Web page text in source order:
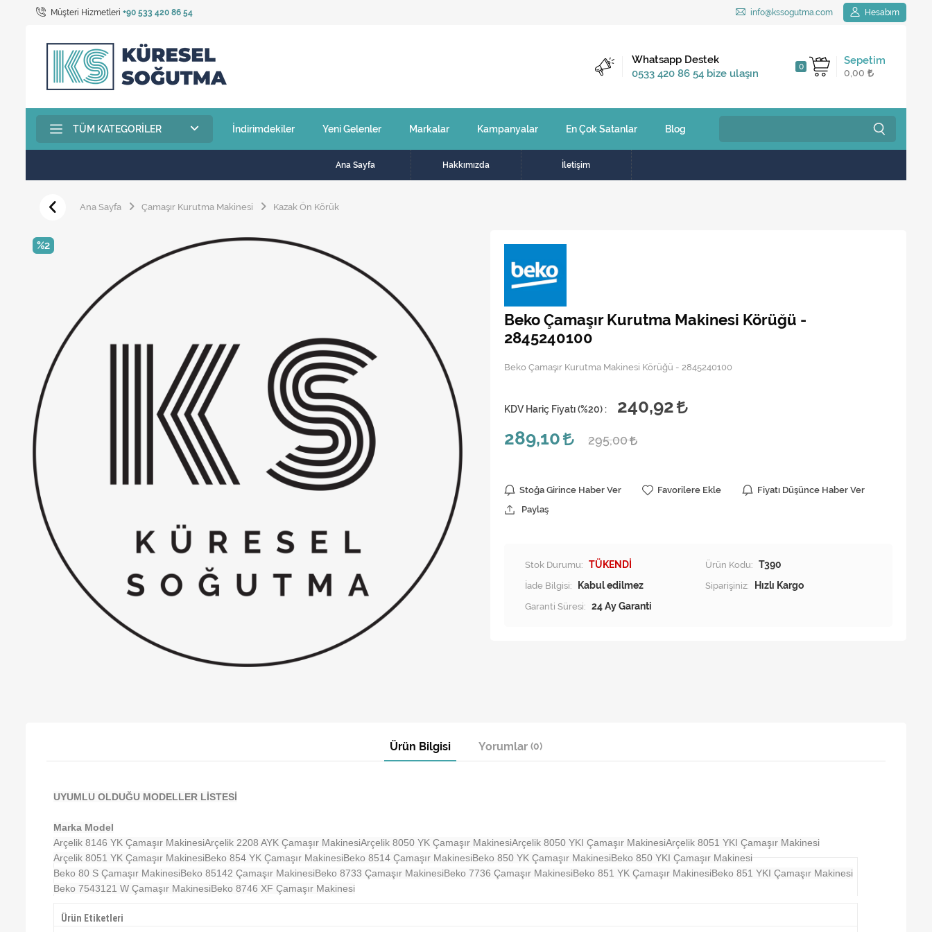
Müşteri Hizmetleri +90 533 420 86 54 info@kssogutma.com Hesabım
Sepetim
0
0,00
Kargo Bedava
2.500 TL ve üzeri
Whatsapp Destek
0533 420 86 54 bize ulaşın
TÜM KATEGORILER İndirimdekiler Yeni Gelenler Markalar Kampanyalar En Çok Satanlar Blog
Ana Sayfa Hakkımızda İletişim
Ana Sayfa Çamaşır Kurutma Makinesi Kazak Ön Körük
%2
Beko Çamaşır Kurutma Makinesi Körüğü -
2845240100
Beko Çamaşır Kurutma Makinesi Körüğü - 2845240100
KDV Hariç Fiyatı (%20) :
240,92
289,10
295,00
Stoğa Girince Haber Ver Favorilere Ekle
Fiyatı Düşünce Haber Ver
Paylaş
Stok Durumu: TÜKENDİ Ürün Kodu: T390
İade Bilgisi:
Siparişiniz:
Hızlı Kargo
Garanti Süresi: 24 Ay Garanti
Ürün Bilgisi Yorumlar (0)
UYUMLU OLDUĞU MODELLER LİSTESİ
Marka Model
Arçelik 8146 YK Çamaşır MakinesiArçelik 2208 AYK Çamaşır MakinesiArçelik 8050 YK Çamaşır MakinesiArçelik 8050 YKI Çamaşır MakinesiArçelik 8051 YKI Çamaşır Makinesi
Arçelik 8051 YK Çamaşır MakinesiBeko 854 YK Çamaşır MakinesiBeko 8514 Çamaşır MakinesiBeko 850 YK Çamaşır MakinesiBeko 850 YKI Çamaşır Makinesi
Beko 80 S Çamaşır MakinesiBeko 85142 Çamaşır MakinesiBeko 8733 Çamaşır MakinesiBeko 7736 Çamaşır MakinesiBeko 851 YK Çamaşır MakinesiBeko 851 YKI Çamaşır Makinesi
Beko 7543121 W Çamaşır MakinesiBeko 8746 XF Çamaşır Makinesi
Ürün Etiketleri